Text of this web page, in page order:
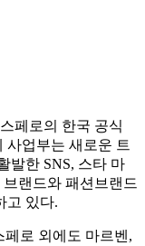
페로의 한국 공식
사업부는 새로운 트
발한 SNS, 스타 마
랜드와 패션브랜드
고 있다.
페로 외에도 마르벤,